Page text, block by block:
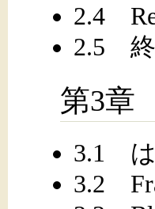
2.4
2.5 終
第3章
3.1
3.2